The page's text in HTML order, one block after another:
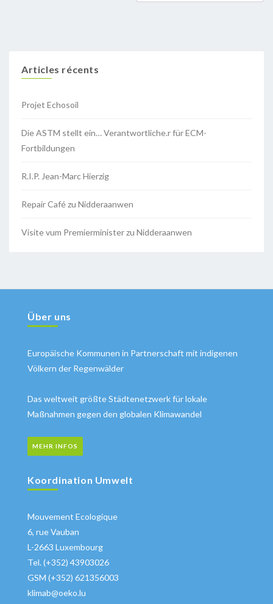
Articles récents
Projet Echosoil
Die ASTM stellt ein… Verantwortliche.r für ECM-
Fortbildungen
R.I.P. Jean-Marc Hierzig
Repair Café zu Nidderaanwen
Visite vum Premierminister zu Nidderaanwen
Über uns
Europäische Kommunen in Partnerschaft mit indigenen
Völkern der Regenwälder
Das weltweit größte Städtenetzwerk für lokale
Maßnahmen gegen den globalen Klimawandel
MEHR INFOS
Koordination Umwelt
Mouvement Ecologique
6, rue Vauban
L-2663 Luxembourg
Tel. (+352) 43903026
GSM (+352) 621356003
klimab@oeko.lu